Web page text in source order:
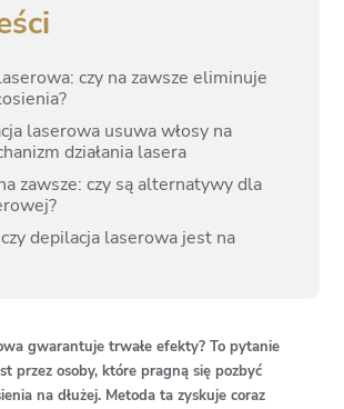
czy na zawsze eliminuje
laserowa usuwa włosy na
działania lasera
zawsze: czy są alternatywy dla
depilacja laserowa jest na
gwarantuje trwałe efekty? To pytanie
przez osoby, które pragną się pozbyć
na dłużej. Metoda ta zyskuje coraz